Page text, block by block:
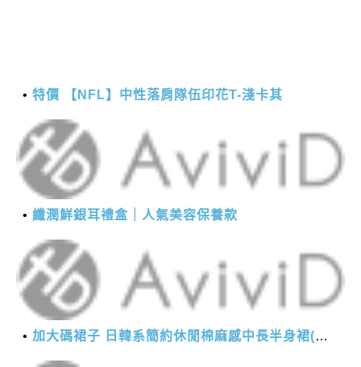
特價 【NFL】中性落肩隊伍印花T-淺卡其
纖潤鮮銀耳禮盒｜人氣美容保養款
加大碼裙子 日韓系簡約休閒棉麻感中長半身裙(M-2XL)【XMS54038】＊艾美時尚(現+預)